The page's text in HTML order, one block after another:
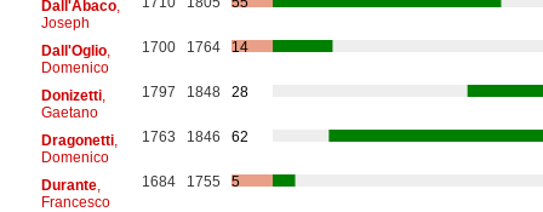
Dall'Abaco,
Joseph
Dall'Oglio,
Domenico
1700 1764 14
Donizetti,
Gaetano
1797 1848 28
Dragonetti,
Domenico
1763 1846 62
Durante,
Francesco
1684 1755 5